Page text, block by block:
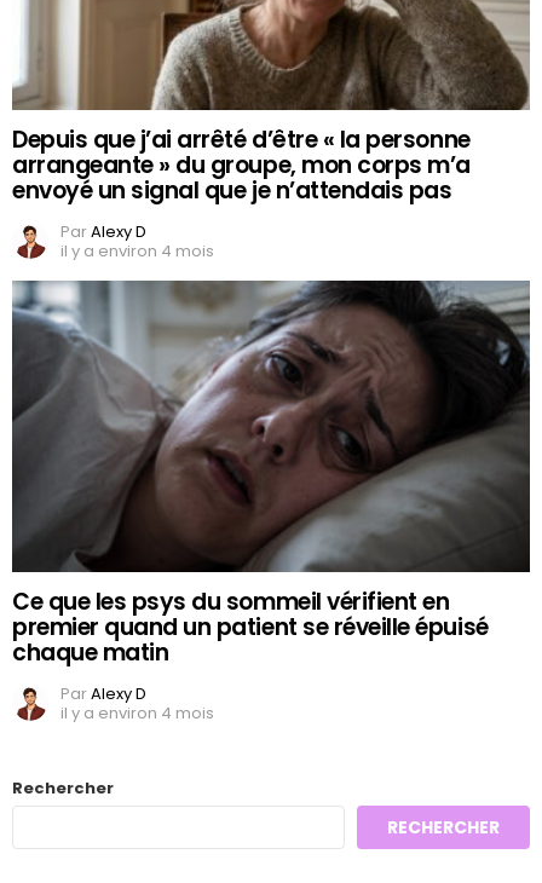
Depuis que j’ai arrêté d’être « la personne
arrangeante » du groupe, mon corps m’a
envoyé un signal que je n’attendais pas
ParAlexy D
il y a environ 4 mois
Ce que les psys du sommeil vérifient en
premier quand un patient se réveille épuisé
chaque matin
ParAlexy D
il y a environ 4 mois
Rechercher
RECHERCHER